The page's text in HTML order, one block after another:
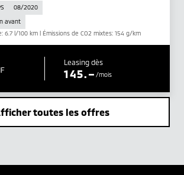
08/2020
avant
6.7 l/100 km | Émissions de CO2 mixtes: 154 g/km
Leasing dès
145.– /mois
toutes les offres